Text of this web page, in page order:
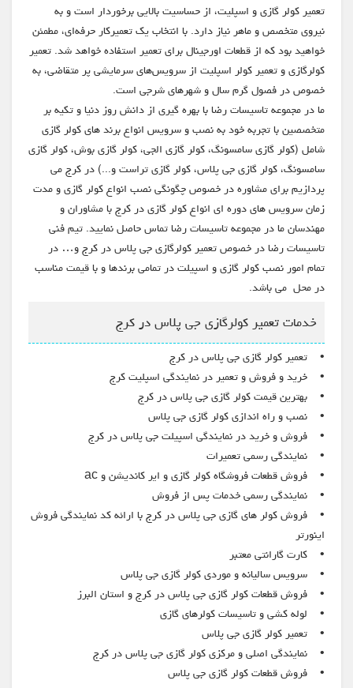
تعمیر کولر گازی و اسپلیت، از حساسیت بالایی برخوردار است و به
نیروی متخصص و ماهر نیاز دارد. با انتخاب یک تعمیرکار حرفه‌ای، مطمئن
خواهید بود که از قطعات اورجینال برای تعمیر استفاده خواهد شد. تعمیر
کولرگازی و تعمیر کولر اسپلیت از سرویس‌های سرمایشی پر متقاضی، به
خصوص در فصول گرم سال و شهرهای شرجی است.
ما در مجموعه تاسیسات رضا با بهره گیری از دانش روز دنیا و تکیه بر
متخصصین با تجربه خود به نصب و سرویس انواع برند های کولر گازی
شامل (کولر گازی سامسونگ، کولر گازی الجی، کولر گازی بوش، کولر گازی
سامسونگ، کولر گازی جی پلاس، کولر گازی تراست و...) در کرج می
پردازیم برای مشاوره در خصوص چگونگی نصب انواع کولر گازی و مدت
زمان سرویس های دوره ای انواع کولر گازی در کرج با مشاوران و
مهندسان ما در مجموعه تاسیسات رضا تماس حاصل نمایید. تیم فنی
تاسیسات رضا در خصوص تعمیر کولرگازی جی پلاس در کرج و… در
تمام امور نصب کولر گازی و اسپیلت در تمامی برندها و با قیمت مناسب
در محل می باشد.
خدمات تعمیر کولرگازی جی پلاس در کرج
• تعمیر کولر گازی جی پلاس در کرج
• خرید و فروش و تعمیر در نمایندگی اسپلیت کرج
• بهترین قیمت کولر گازی جی پلاس در کرج
• نصب و راه اندازی کولر گازی جی پلاس
• فروش و خرید در نمایندگی اسپیلت جی پلاس در کرج
• نمایندگی رسمی تعمیرات
• فروش قطعات فروشگاه کولر گازی و ایر کاندیشن و ac
• نمایندگی رسمی خدمات پس از فروش
• فروش کولر های گازی جی پلاس در کرج با ارائه کد نمایندگی فروش
اینورتر
• کارت گارانتی معتبر
• سرویس سالیانه و موردی کولر گازی جی پلاس
• فروش قطعات کولر گازی جی پلاس در کرج و استان البرز
• لوله کشی و تاسیسات کولرهای گازی
• تعمیر کولر گازی جی پلاس
• نمایندگی اصلی و مرکزی کولر گازی جی پلاس در کرج
• فروش قطعات کولر گازی جی پلاس